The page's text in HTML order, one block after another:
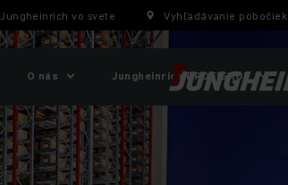
Jungheinrich vo svete Vyhľadávanie pobočiek
O nás Jungheinrich PROFISHOP